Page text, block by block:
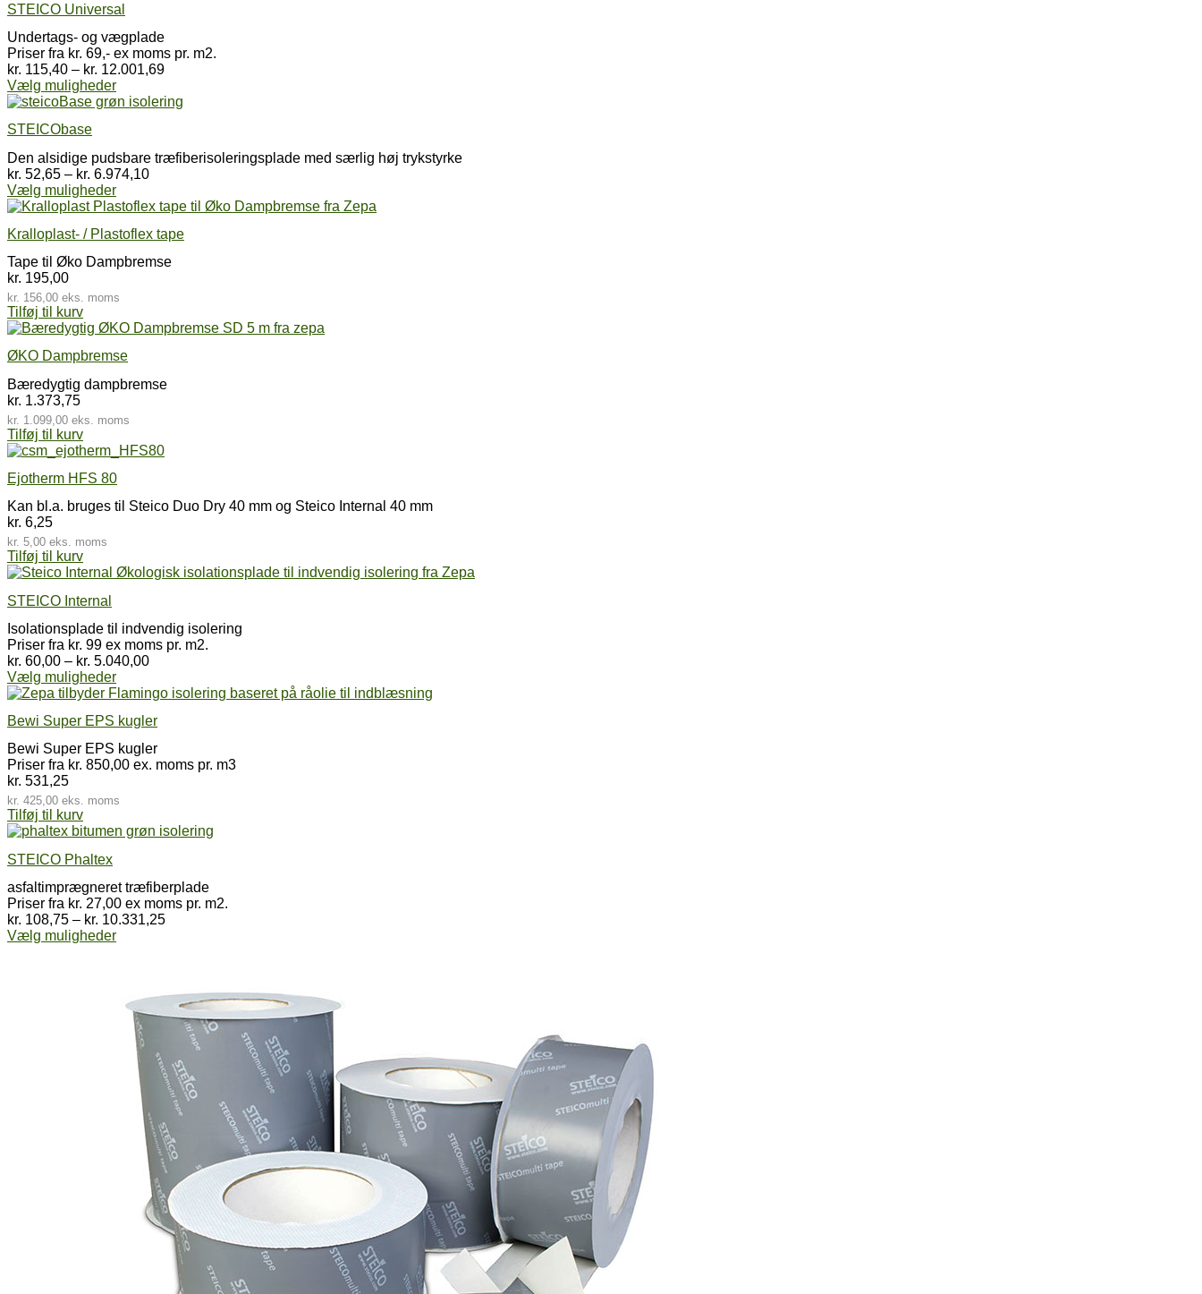
flere
varianter.
Mulighederne
kan
vælges
på
varesiden
STEICO Universal
Undertags- og vægplade
Priser fra kr. 69,- ex moms pr. m2.
kr. 115,40 – kr. 12.001,69Prisinterval:
til
Vælg mulighederDette
vare
varianter.
Mulighederne
kan
vælges
på
varesiden
STEICObase
Den alsidige pudsbare træfiberisoleringsplade med særlig høj trykstyrke
kr. 52,65 – kr. 6.974,10Prisinterval:
til
Vælg mulighederDette
vare
flere
varianter.
Mulighederne
vælges
varesiden
Kralloplast- / Plastoflex tape
Tape til Øko Dampbremse
kr. 195,00
kr. 156,00 eks. moms
Tilføj til kurv
ØKO Dampbremse
Bæredygtig dampbremse
kr. 1.373,75
kr. 1.099,00 eks. moms
Tilføj til kurv
Ejotherm HFS 80
Kan bl.a. bruges til Steico Duo Dry 40 mm og Steico Internal 40 mm
kr. 6,25
kr. 5,00 eks. moms
Tilføj til kurv
STEICO Internal
Isolationsplade til indvendig isolering
Priser fra kr. 99 ex moms pr. m2.
kr. 60,00 – kr. 5.040,00Prisinterval:
til
Vælg mulighederDette
vare
flere
varianter.
Mulighederne
kan
på
Bewi Super EPS kugler
Bewi Super EPS kugler
Priser fra kr. 850,00 ex. moms pr. m3
kr. 531,25
kr. 425,00 eks. moms
Tilføj til kurv
STEICO Phaltex
asfaltimprægneret træfiberplade
Priser fra kr. 27,00 ex moms pr. m2.
kr. 108,75 – kr. 10.331,25Prisinterval:
Vælg mulighederDette
varianter.
Mulighederne
kan
vælges
varesiden